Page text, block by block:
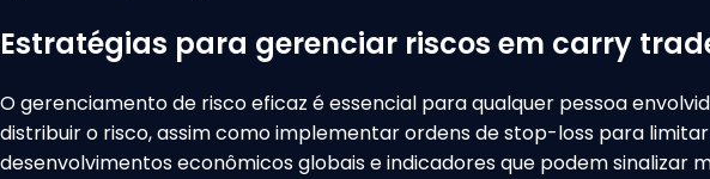
Estratégias para gerenciar riscos em carry
O gerenciamento de risco eficaz é essencial para qualquer pessoa
distribuir o risco, assim como implementar ordens de stop-loss para
desenvolvimentos econômicos globais e indicadores que podem sinalizar